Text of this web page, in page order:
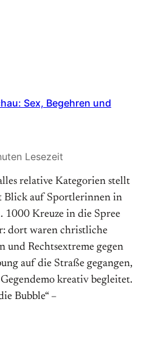
Sex, Begehren und
Lesezeit
relative Kategorien stellt
Blick auf Sportlerinnen in
1000 Kreuze in die Spree
dort waren christliche
und Rechtsextreme gegen
auf die Straße gegangen,
kreativ begleitet.
Bubble“ –